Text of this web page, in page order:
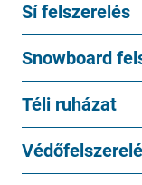
Sí felszerelés
Snowboard
Téli ruházat